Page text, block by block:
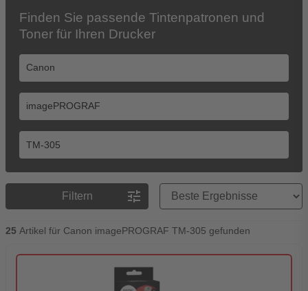
Finden Sie passende Tintenpatronen und
Toner für Ihren Drucker
Filtern tune
Preisreihenfolge
25 Artikel für Canon imagePROGRAF TM-305 gefunden